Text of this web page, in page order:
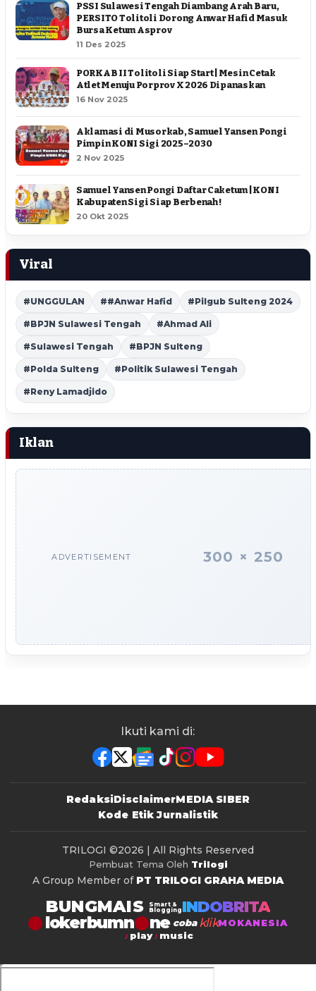
PSSI Sulawesi Tengah Diambang Arah Baru,
PERSITO Tolitoli Dorong Anwar Hafid Masuk
Bursa Ketum Asprov
11 Des 2025
PORKAB II Tolitoli Siap Start | Mesin Cetak
Atlet Menuju Porprov X 2026 Dipanaskan
16 Nov 2025
Aklamasi di Musorkab, Samuel Yansen Pongi
Pimpin KONI Sigi 2025–2030
2 Nov 2025
Samuel Yansen Pongi Daftar Caketum | KONI
Kabupaten Sigi Siap Berbenah !
20 Okt 2025
Viral
#UNGGULAN ##Anwar Hafid #Pilgub Sulteng 2024
#BPJN Sulawesi Tengah #Ahmad Ali
#Sulawesi Tengah #BPJN Sulteng
#Polda Sulteng #Politik Sulawesi Tengah
#Reny Lamadjido
Iklan
ADVERTISEMENT 300 × 250
Ikuti kami di:
RedaksiDisclaimerMEDIA SIBER
Kode Etik Jurnalistik
TRILOGI ©2026 | All Rights Reserved
Pembuat Tema Oleh Trilogi
A Group Member of PT TRILOGI GRAHA MEDIA
BUNGMAIS
Smart &
Blogging INDOBRITA
lokerbumn coba klikMOKANESIA
play
music